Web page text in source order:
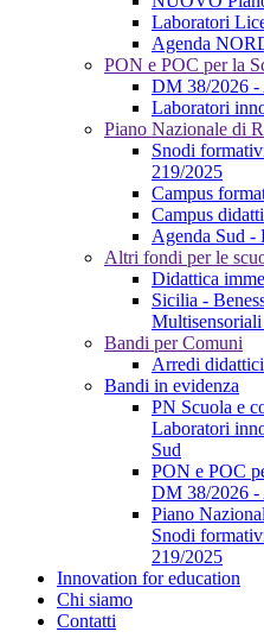
Laboratori
Agenda
PON e POC per la
DM 38/2026 -
Laboratori
Piano Nazionale di
Snodi
219/2025
Campus
Campus
Agenda Sud -
Altri fondi per le
Didattica
Sicilia -
Bandi per Comuni
Arredi
Bandi in evidenza
PN Scuola e
Laboratori
Sud
PON e POC
DM 38/2026 -
Piano
Snodi
219/2025
Innovation for education
Chi siamo
Contatti